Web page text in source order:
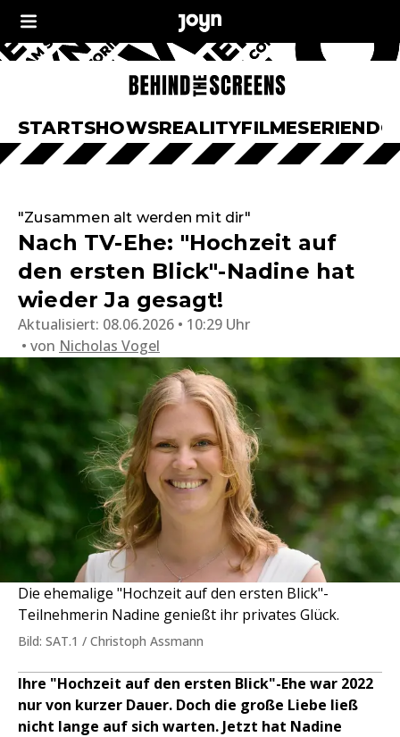
STARTSHOWSREALITYFILMESERIEN
"Zusammen alt werden mit dir"
Nach TV-Ehe: "Hochzeit auf
den ersten Blick"-Nadine hat
wieder Ja gesagt!
Aktualisiert: 08.06.2026 • 10:29 Uhr
von Nicholas Vogel
Die ehemalige "Hochzeit auf den ersten Blick"-
Teilnehmerin Nadine genießt ihr privates Glück.
Bild: SAT.1 / Christoph Assmann
Ihre "Hochzeit auf den ersten Blick"-Ehe war 2022
nur von kurzer Dauer. Doch die große Liebe ließ
nicht lange auf sich warten. Jetzt hat Nadine